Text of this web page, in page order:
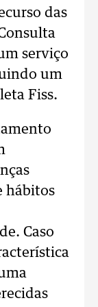
das
serviço
um
Fiss.
hábitos
Caso